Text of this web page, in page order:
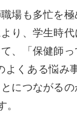
場も多忙を
り、学生時
、「保健師
くある悩
につながる